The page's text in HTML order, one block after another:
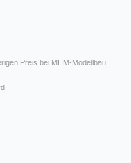
Preis bei MHM-Modellbau